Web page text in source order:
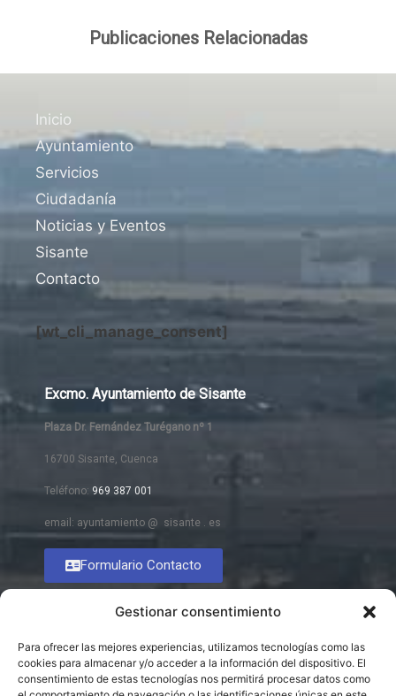
Gestionar consentimiento
Para ofrecer las mejores experiencias, utilizamos tecnologías como las
cookies para almacenar y/o acceder a la información del dispositivo. El
consentimiento de estas tecnologías nos permitirá procesar datos como
Publicaciones Relacionadas
Inicio
Ayuntamiento
Servicios
Ciudadanía
Noticias y Eventos
Sisante
Contacto
[wt_cli_manage_consent]
Excmo. Ayuntamiento de Sisante
Plaza Dr. Fernández Turégano nº 1
16700 Sisante, Cuenca
Teléfono: 969 387 001
email: ayuntamiento @ sisante . es
Formulario Contacto